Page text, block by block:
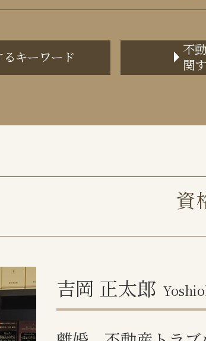
キーワード
料
ン
らが払う
不
関
境界塀 トラ
境界トラブル
任意売却 費用
境界トラブル
不動産トラ
事業用 賃貸
共有不動産
不動産トラ
資
吉岡 正太郎